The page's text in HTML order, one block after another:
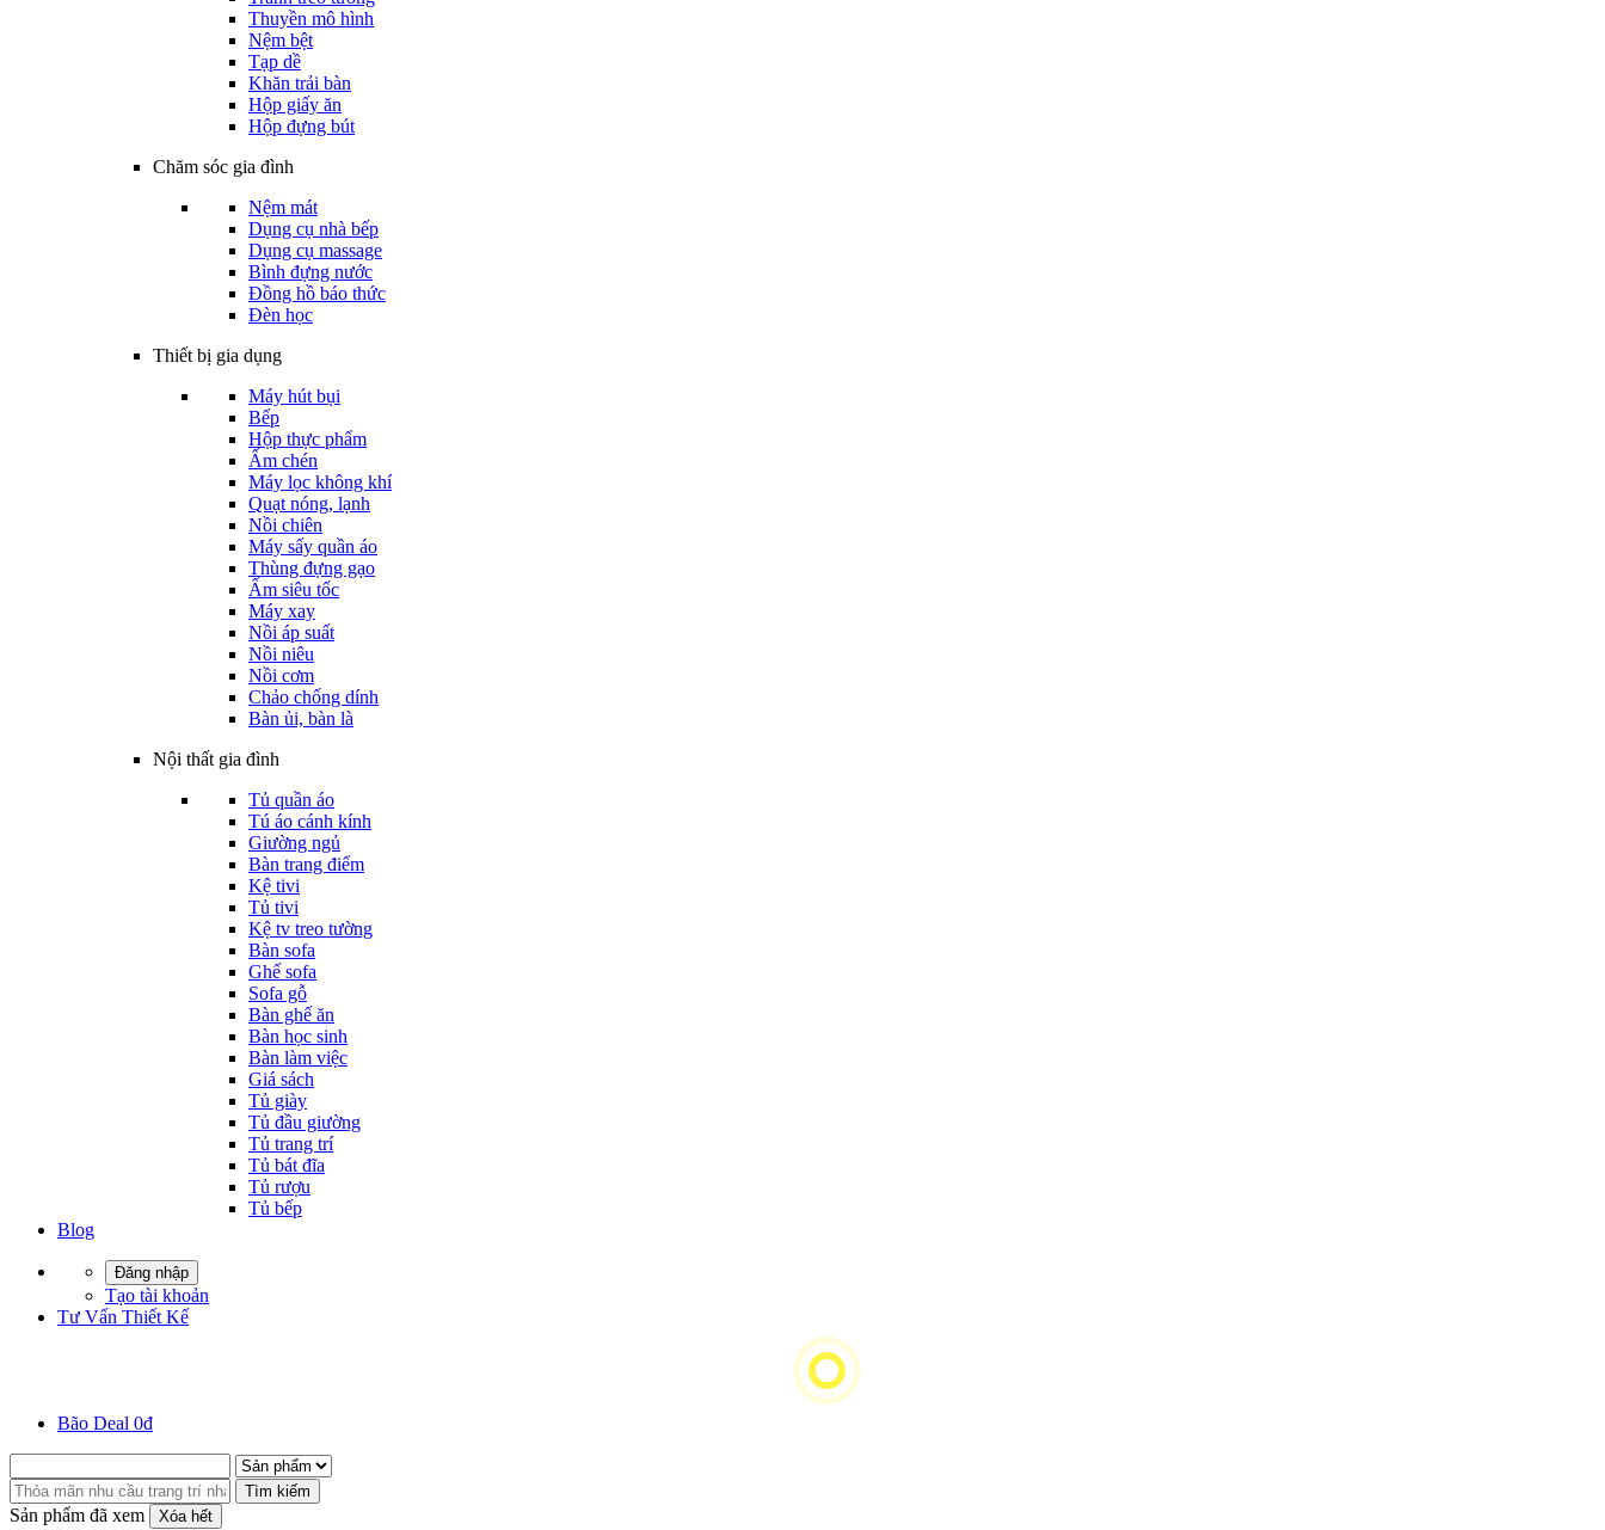
Thuyền mô hình
Nệm bệt
Tạp dề
Khăn trải bàn
Hộp giấy ăn
Hộp đựng bút
Chăm sóc gia đình
Nệm mát
Dụng cụ nhà bếp
Dụng cụ massage
Bình đựng nước
Đồng hồ báo thức
Đèn học
Thiết bị gia dụng
Máy hút bụi
Bếp
Hộp thực phẩm
Ấm chén
Máy lọc không khí
Quạt nóng, lạnh
Nồi chiên
Máy sấy quần áo
Thùng đựng gạo
Ấm siêu tốc
Máy xay
Nồi áp suất
Nồi niêu
Nồi cơm
Chảo chống dính
Bàn ủi, bàn là
Nội thất gia đình
Tủ quần áo
Tú áo cánh kính
Giường ngủ
Bàn trang điểm
Kệ tivi
Tủ tivi
Kệ tv treo tường
Bàn sofa
Ghế sofa
Sofa gỗ
Bàn ghế ăn
Bàn học sinh
Bàn làm việc
Giá sách
Tủ giày
Tủ đầu giường
Tủ trang trí
Tủ bát đĩa
Tủ rượu
Tủ bếp
Blog
Đăng nhập
Tạo tài khoản
Tư Vấn Thiết Kế
Bão Deal 0đ
Tìm kiếm
Sản phẩm đã xem Xóa hết